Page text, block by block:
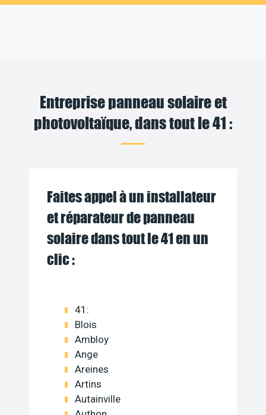
Entreprise panneau solaire et
photovoltaïque, dans tout le 41 :
Faites appel à un installateur
et réparateur de panneau
solaire dans tout le 41 en un
clic :
41:
Blois
Ambloy
Ange
Areines
Artins
Autainville